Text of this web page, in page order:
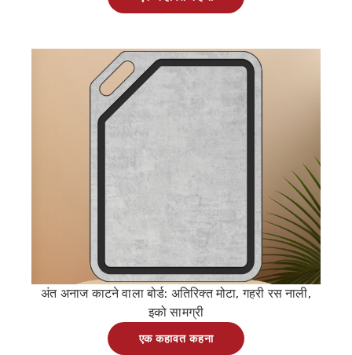
अंत अनाज काटने वाला बोर्ड: अतिरिक्त मोटा, गहरी रस नाली,
इको सामग्री
एक कहावत कहना